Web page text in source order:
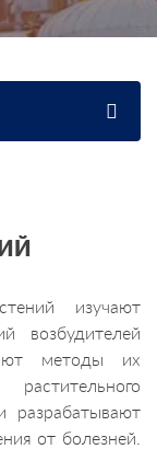
изучают
возбудителей
методы их
разрабатывают
от болезней.